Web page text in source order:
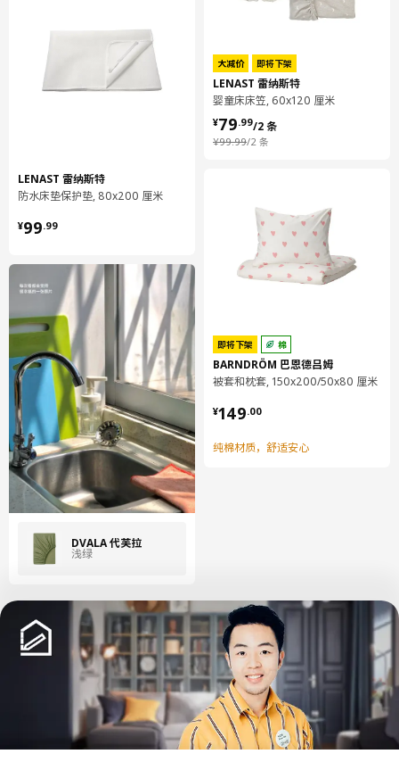
保养说明和环境和材料
保养说明
可机洗，水温不超过60°C，应选标准洗涤程序。
滚筒常温烘干，温度不超过80°C。
可熨烫，温度不超过200°C。
勿干洗
环境和材料
100%棉
设计师理念
棉是世界上最受欢迎和使用最广泛的天然纤维之一。棉质织物柔
软、耐磨，可高温洗涤。而且透气、吸湿，舒适亲肤。宜家现在正
使用越来越多的再生棉，并努力确保所有原生棉来源于种植时采用
节水工艺且减少化肥和杀虫剂用量的棉。
LENAST 雷纳斯特
防水床垫保护垫, 80x200 厘米
¥99.99
¥ 99.99
DVALA 代芙拉
浅绿
大减价 即将下架
LENAST 雷纳斯特
婴童床床笠, 60x120 厘米
¥99.99/2 条
¥ 99.99/2 条
¥79.99/2 条
¥ 79.99/2 条
即将下架 棉
BARNDRÖM 巴恩德吕姆
被套和枕套, 150x200/50x80 厘米
¥149.00
¥ 149.00
纯棉材质，舒适安心
中文 English